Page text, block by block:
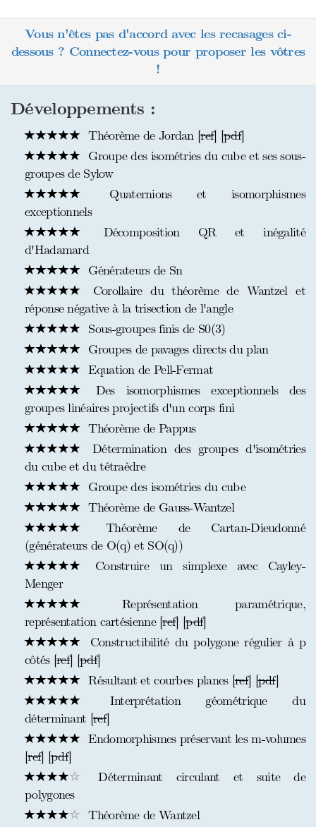
Vous n'êtes pas d'accord avec les recasages ci-
dessous ? Connectez-vous pour proposer les vôtres
!
Développements :
Théorème de Jordan [ref] [pdf]
Groupe des isométries du cube et ses sous-
groupes de Sylow
Quaternions et isomorphismes
exceptionnels
Décomposition QR et inégalité
d'Hadamard
Générateurs de Sn
Corollaire du théorème de Wantzel et
réponse négative à la trisection de l'angle
Sous-groupes finis de S0(3)
Groupes de pavages directs du plan
Equation de Pell-Fermat
Des isomorphismes exceptionnels des
groupes linéaires projectifs d'un corps fini
Théorème de Pappus
Détermination des groupes d'isométries
du cube et du tétraèdre
Groupe des isométries du cube
Théorème de Gauss-Wantzel
Théorème de Cartan-Dieudonné
(générateurs de O(q) et SO(q))
Construire un simplexe avec Cayley-
Menger
Représentation paramétrique,
représentation cartésienne [ref] [pdf]
Constructibilité du polygone régulier à p
côtés [ref] [pdf]
Résultant et courbes planes [ref] [pdf]
Interprétation géométrique du
déterminant [ref]
Endomorphismes préservant les m-volumes
[ref] [pdf]
Déterminant circulant et suite de
polygones
Théorème de Wantzel